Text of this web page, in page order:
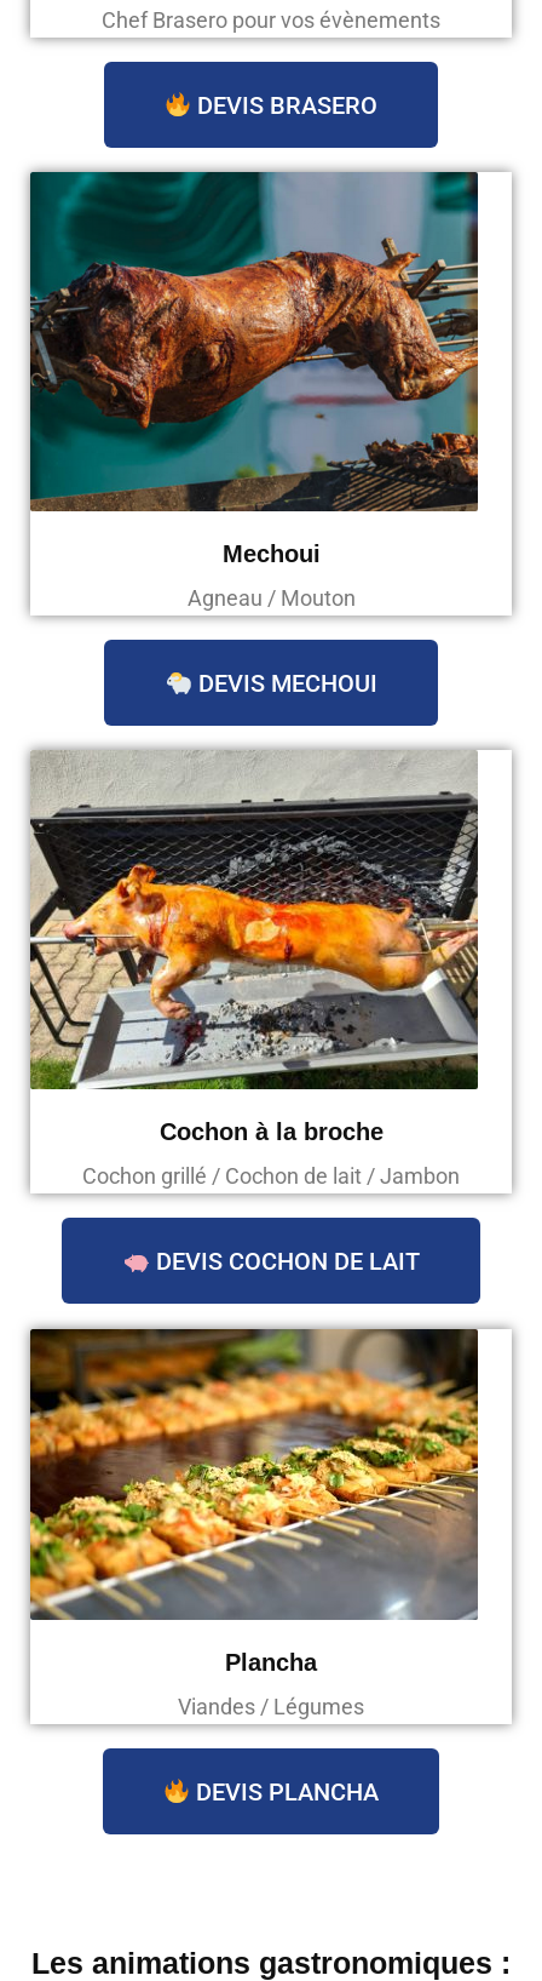
Chef Brasero pour vos évènements
DEVIS BRASERO
Mechoui
Agneau / Mouton
DEVIS MECHOUI
Cochon à la broche
Cochon grillé / Cochon de lait / Jambon
DEVIS COCHON DE LAIT
Plancha
Viandes / Légumes
DEVIS PLANCHA
Les animations gastronomiques :